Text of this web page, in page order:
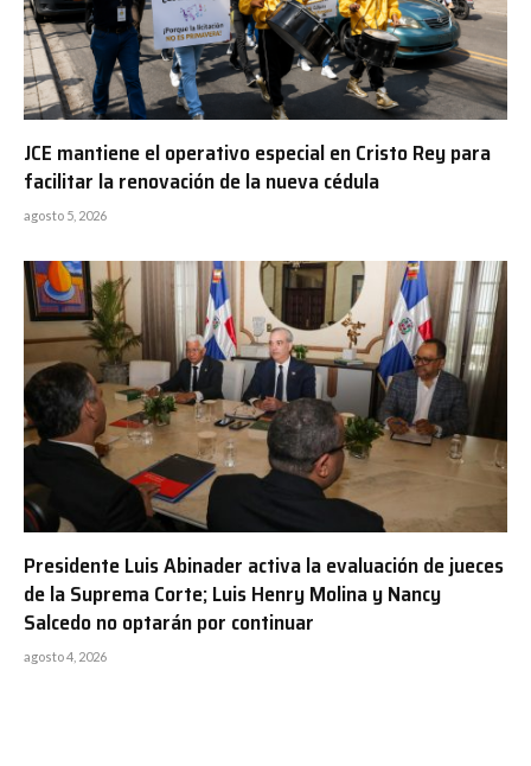
JCE mantiene el operativo especial en Cristo Rey para
facilitar la renovación de la nueva cédula
agosto 5, 2026
Presidente Luis Abinader activa la evaluación de jueces
de la Suprema Corte; Luis Henry Molina y Nancy
Salcedo no optarán por continuar
agosto 4, 2026